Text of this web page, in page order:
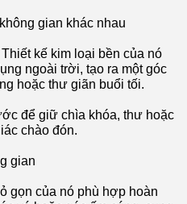
gian khác nhau
kế kim loại bền của nó
ngoài trời, tạo ra một góc
hoặc thư giãn buổi tối.
để giữ chìa khóa, thư hoặc
chào đón.
gian
gọn của nó phù hợp hoàn